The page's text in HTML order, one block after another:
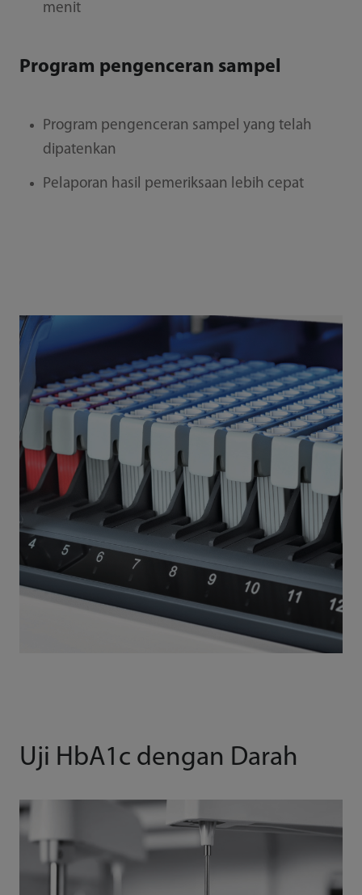
menit
Program pengenceran sampel
Program pengenceran sampel yang telah
dipatenkan
Pelaporan hasil pemeriksaan lebih cepat
Uji HbA1c dengan Darah